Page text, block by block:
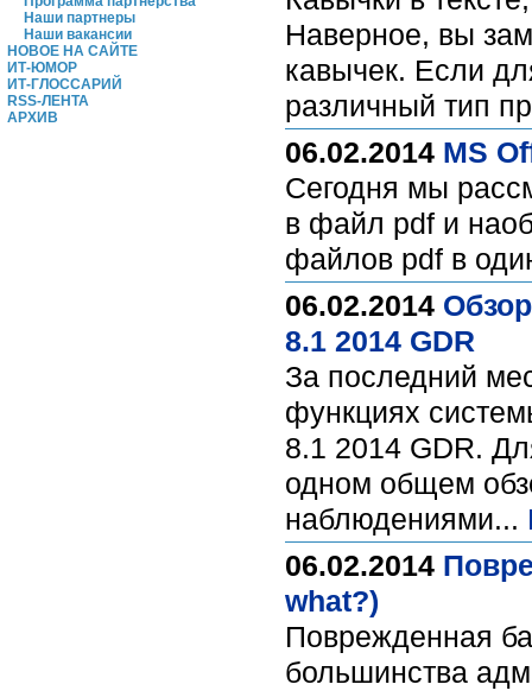
Наши партнеры
Наши вакансии
НОВОЕ НА САЙТЕ
ИТ-ЮМОР
ИТ-ГЛОССАРИЙ
RSS-ЛЕНТА
АРХИВ
Наверное, вы
кавычек. Если
различный тип
06.02.2014 MS
Сегодня мы
в файл pdf и
файлов pdf в
06.02.2014
8.1 2014 GDR
За последний
функциях
8.1 2014 GDR.
одном общем
наблюдениями...
06.02.2014
what?)
Поврежденная
большинства